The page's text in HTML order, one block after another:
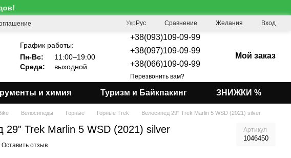
Укр Рус Сравнение Желания Вход
График работы:
Пн-Вс:
11:00–19:00
Среда:
выходной.
+38(093)109-09-99
+38(097)109-09-99
+38(066)109-09-99
Перезвонить вам?
Мой заказ
и химия Туризм и Байкпакинг ЗНИЖКИ %
Велосипеды Горные Горные Trek Велосипед 29" Trek Marlin 5 WSD (2021) silver
29" Trek Marlin 5 WSD (2021) silver Артикул
1046450
Оставить отзыв